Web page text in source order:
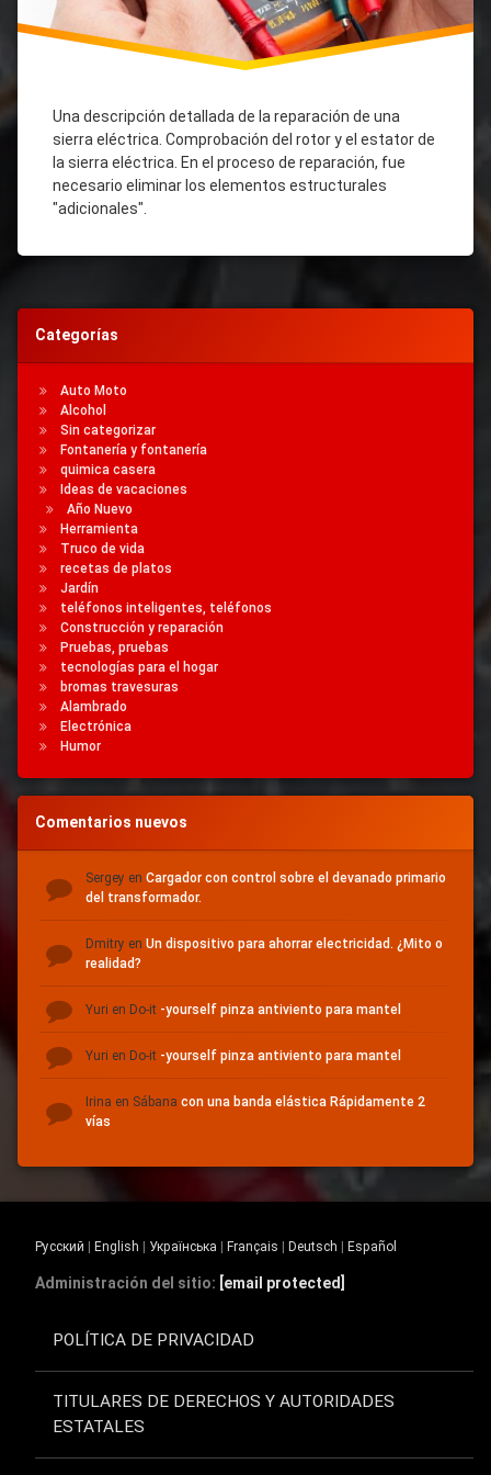
Una descripción detallada de la reparación de una
sierra eléctrica. Comprobación del rotor y el estator de
la sierra eléctrica. En el proceso de reparación, fue
necesario eliminar los elementos estructurales
"adicionales".
Categorías
Auto Moto
Alcohol
Sin categorizar
Fontanería y fontanería
quimica casera
Ideas de vacaciones
Año Nuevo
Herramienta
Truco de vida
recetas de platos
Jardín
teléfonos inteligentes, teléfonos
Construcción y reparación
Pruebas, pruebas
tecnologías para el hogar
bromas travesuras
Alambrado
Electrónica
Humor
Comentarios nuevos
Sergey en Cargador con control sobre el devanado primario
del transformador.
Dmitry en Un dispositivo para ahorrar electricidad. ¿Mito o
realidad?
Yuri en Do-it -yourself pinza antiviento para mantel
Yuri en Do-it -yourself pinza antiviento para mantel
Irina en Sábana con una banda elástica Rápidamente 2
vías
Русский | English | Українська | Français | Deutsch | Español
Administración del sitio: [email protected]
POLÍTICA DE PRIVACIDAD
TITULARES DE DERECHOS Y AUTORIDADES
ESTATALES